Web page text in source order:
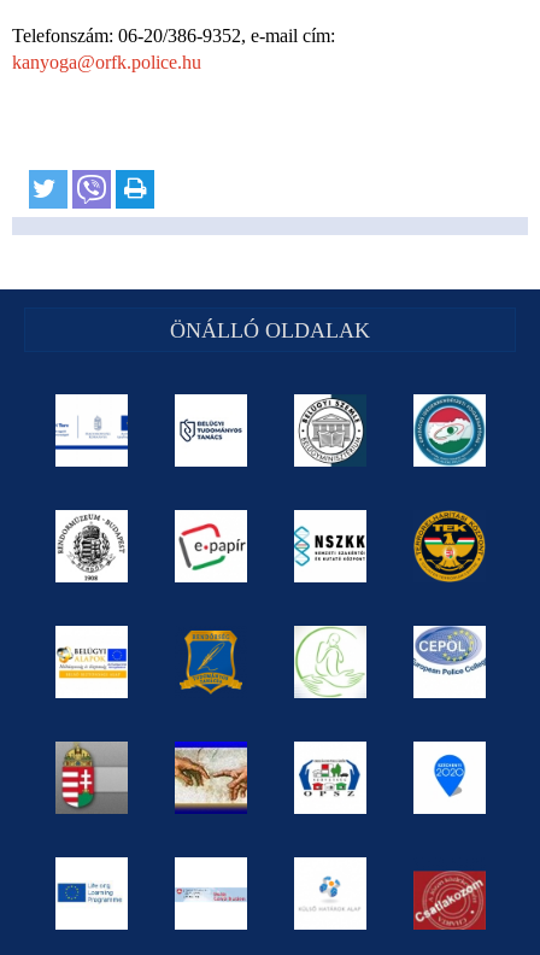
Telefonszám: 06-20/386-9352, e-mail cím:
kanyoga@orfk.police.hu
ÖNÁLLÓ OLDALAK